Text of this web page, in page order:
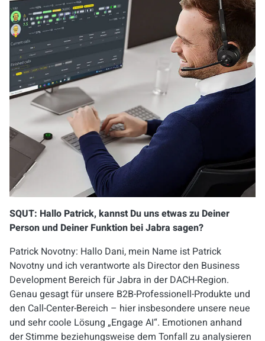
SQUT: Hallo Patrick, kannst Du uns etwas zu Deiner
Person und Deiner Funktion bei Jabra sagen?
Patrick Novotny: Hallo Dani, mein Name ist Patrick
Novotny und ich verantworte als Director den Business
Development Bereich für Jabra in der DACH-Region.
Genau gesagt für unsere B2B-Professionell-Produkte und
den Call-Center-Bereich – hier insbesondere unsere neue
und sehr coole Lösung „Engage AI“. Emotionen anhand
der Stimme beziehungsweise dem Tonfall zu analysieren